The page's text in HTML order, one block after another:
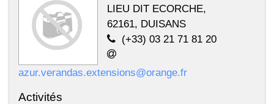
LIEU DIT ECORCHE,
62161, DUISANS
(+33) 03 21 71 81 20
azur.verandas.extensions@orange.fr
Activités